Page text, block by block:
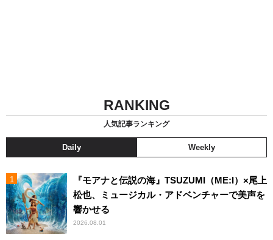
RANKING
人気記事ランキング
Daily Weekly
『モアナと伝説の海』TSUZUMI（ME:I）×尾上
松也、ミュージカル・アドベンチャーで美声を
響かせる
2026.08.01